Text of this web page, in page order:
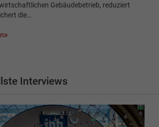
Gebäudebetrieb, reduziert
die…
Interviews